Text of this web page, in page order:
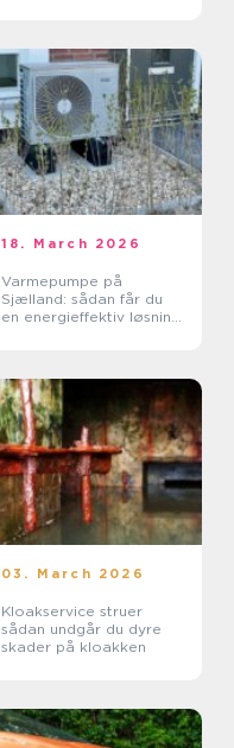
18. March 2026
Varmepumpe på
Sjælland: sådan får du
en energieffektiv løsning
03. March 2026
Kloakservice struer
sådan undgår du dyre
skader på kloakken